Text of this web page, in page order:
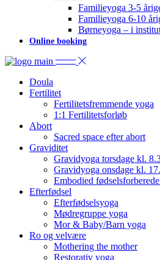
Familieyoga 3-5
Familieyoga 6-10
Børneyoga – i
Online booking
Doula
Fertilitet
Fertilitetsfremmende yoga
1:1 Fertilitetsforløb
Abort
Sacred space efter abort
Graviditet
Gravidyoga torsdage kl.
Gravidyoga onsdage kl.
Embodied
Efterfødsel
Efterfødselsyoga
Mødregruppe yoga
Mor & Baby/Barn yoga
Ro og velvære
Mothering the mother
Restorativ yoga